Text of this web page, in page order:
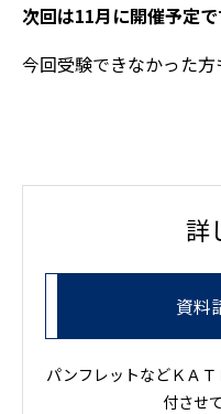
次回は11月に開催予定で
今回受験できなかった方
詳
資料
パンフレットなどＫＡ
付させ